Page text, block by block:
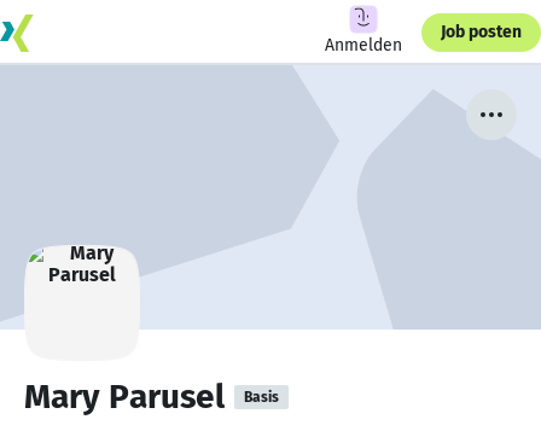
Anmelden
Job posten
Mary Parusel Basis